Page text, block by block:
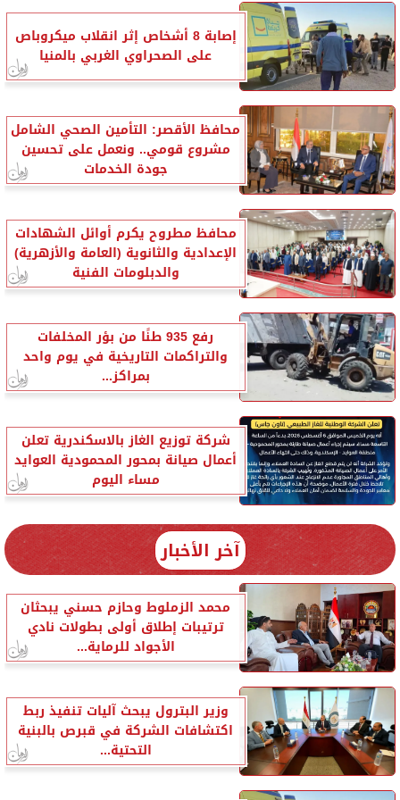
إصابة 8 أشخاص إثر انقلاب ميكروباص
على الصحراوي الغربي بالمنيا
محافظ الأقصر: التأمين الصحي الشامل
مشروع قومي.. ونعمل على تحسين
جودة الخدمات
محافظ مطروح يكرم أوائل الشهادات
الإعدادية والثانوية (العامة والأزهرية)
والدبلومات الفنية
رفع 935 طنًا من بؤر المخلفات
والتراكمات التاريخية في يوم واحد
بمراكز...
شركة توزيع الغاز بالاسكندرية تعلن
أعمال صيانة بمحور المحمودية العوايد
مساء اليوم
آخر الأخبار
محمد الزملوط وحازم حسني يبحثان
ترتيبات إطلاق أولى بطولات نادي
الأجواد للرماية...
وزير البترول يبحث آليات تنفيذ ربط
اكتشافات الشركة في قبرص بالبنية
التحتية...